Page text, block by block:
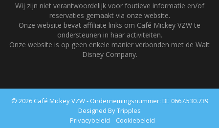
Wij zijn niet verantwoordelijk voor foutieve informatie en/of
reservaties gemaakt via onze website.
Onze website bevat affiliate links om Café Mickey VZW te
ondersteunen in haar activiteiten.
Onze website is op geen enkele manier verbonden met de Walt
Disney Company.
© 2026 Café Mickey VZW - Ondernemingsnummer: BE 0667.530.739
Designed By Tripples
Privacybeleid
Cookiebeleid